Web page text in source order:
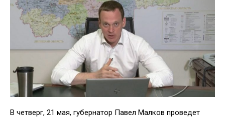
В четверг, 21 мая, губернатор Павел Малков проведет